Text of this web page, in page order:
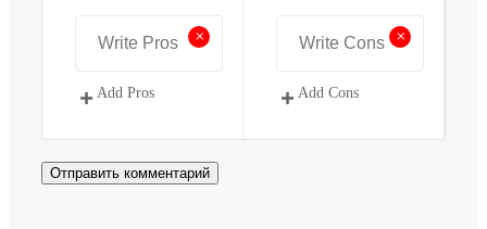
+
Add Pros
+
Add Cons